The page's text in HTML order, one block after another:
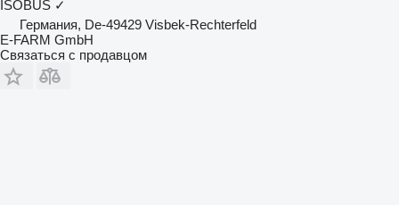
ISOBUS ✓
Германия, De-49429 Visbek-Rechterfeld
E-FARM GmbH
Связаться с продавцом